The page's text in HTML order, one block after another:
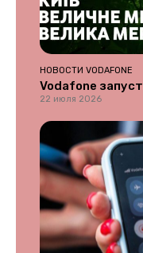
НОВОСТИ VODAFONE
Vodafone
22 июля 2026